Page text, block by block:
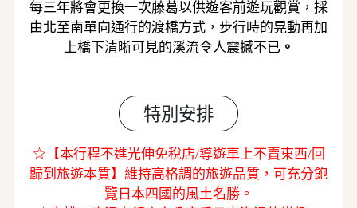
每三年將會更換一次藤葛以供遊客前遊玩觀賞，採
由北至南單向通行的渡橋方式，步行時的晃動再加
上橋下清晰可見的溪流令人震撼不已。
特別安排
☆【本行程不進光伸免稅店/導遊車上不賣東西/回
歸到旅遊本質】維持高格調的旅遊品質，可充分飽
覽日本四國的風土名勝。